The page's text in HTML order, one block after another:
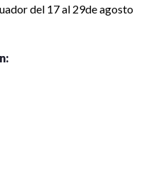
del 17 al 29de agosto